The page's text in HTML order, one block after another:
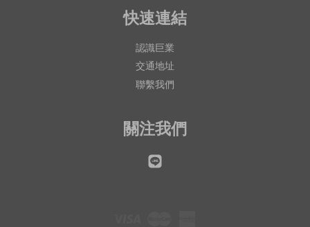
快速連結
認識巨業
交通地址
聯繫我們
關注我們